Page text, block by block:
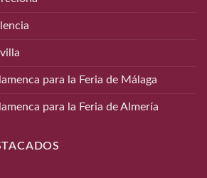
para la Feria de Málaga
para la Feria de Almería